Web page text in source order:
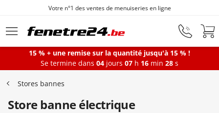
Aller au contenu principal
des ventes de menuiseries en ligne
Fenêtres
Portes-fenêtres
15 % + une remise sur la quantité jusqu'à 15 % !
Se termine dans 04 jours 07 h 16 min 27 s
Stores bannes
Store banne électrique